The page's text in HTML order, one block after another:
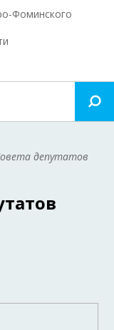
Фоминского
депутатов